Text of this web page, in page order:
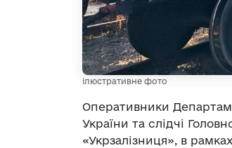
ілюстративне фото
Оперативники
України та слідчі
«Укрзалізниця», в